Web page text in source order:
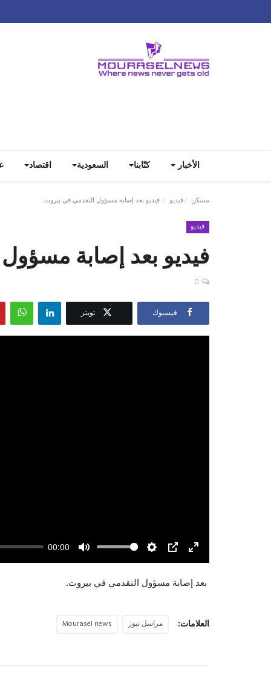
الأخبار كتّابنا السعودية اقتصاد
مسكن فيديو فيديو بعد إصابة مسؤول التقدمي في بيروت.
فيديو
فيديو بعد إصابة
0
فيسبوك تويتر
00:00
بعد إصابة مسؤول التقدمي في بيروت.
العلامات: مراسل نيوز Mourasel news